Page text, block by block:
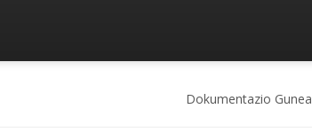
Dokumentazio Gunea